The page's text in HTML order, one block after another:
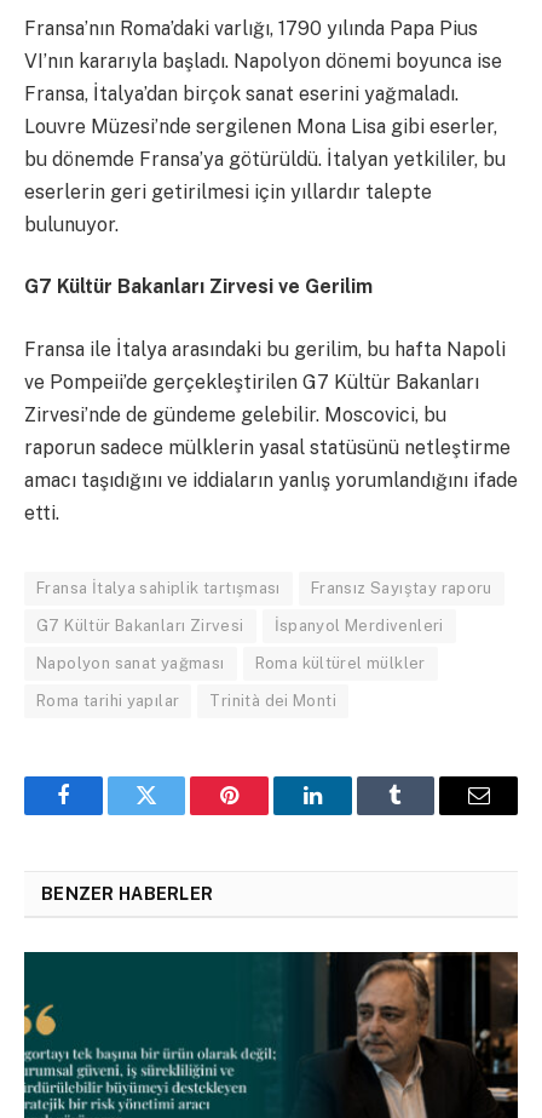
Fransa’nın Roma’daki varlığı, 1790 yılında Papa Pius
VI’nın kararıyla başladı. Napolyon dönemi boyunca ise
Fransa, İtalya’dan birçok sanat eserini yağmaladı.
Louvre Müzesi’nde sergilenen Mona Lisa gibi eserler,
bu dönemde Fransa’ya götürüldü. İtalyan yetkililer, bu
eserlerin geri getirilmesi için yıllardır talepte
bulunuyor.
G7 Kültür Bakanları Zirvesi ve Gerilim
Fransa ile İtalya arasındaki bu gerilim, bu hafta Napoli
ve Pompeii’de gerçekleştirilen G7 Kültür Bakanları
Zirvesi’nde de gündeme gelebilir. Moscovici, bu
raporun sadece mülklerin yasal statüsünü netleştirme
amacı taşıdığını ve iddiaların yanlış yorumlandığını ifade
etti.
Fransa İtalya sahiplik tartışması Fransız Sayıştay raporu
G7 Kültür Bakanları Zirvesi İspanyol Merdivenleri
Napolyon sanat yağması Roma kültürel mülkler
Roma tarihi yapılar Trinità dei Monti
FacebookTwitter Pinterest LinkedInTumblr Email
BENZER HABERLER